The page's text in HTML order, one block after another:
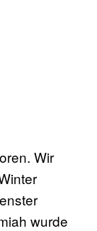
Wir
wurde